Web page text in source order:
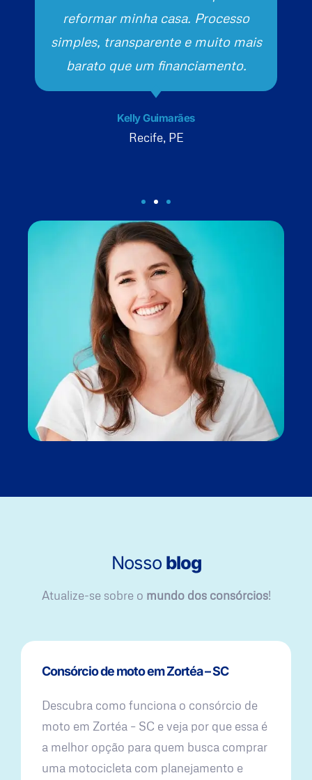
reformar minha casa. Processo
simples, transparente e muito mais
barato que um financiamento.
Kelly Guimarães
Recife, PE
Nosso blog
Atualize-se sobre o mundo dos consórcios!
Consórcio de moto em Zortéa – SC
Descubra como funciona o consórcio de
moto em Zortéa – SC e veja por que essa é
a melhor opção para quem busca comprar
uma motocicleta com planejamento e